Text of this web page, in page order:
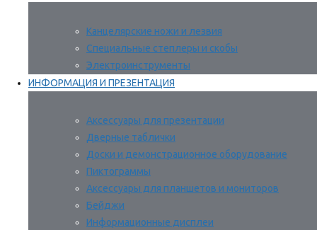
Канцелярские ножи и лезвия
Специальные степлеры и скобы
Электроинструменты
ИНФОРМАЦИЯ И ПРЕЗЕНТАЦИЯ
Аксессуары для презентации
Дверные таблички
Доски и демонстрационное оборудование
Пиктограммы
Аксессуары для планшетов и мониторов
Бейджи
Информационные дисплеи